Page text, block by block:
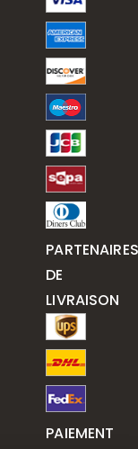
PARTENAIRES
DE
LIVRAISON
PAIEMENT